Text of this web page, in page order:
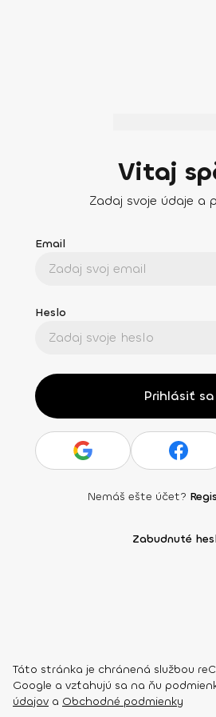
Vitaj
Zadaj svoje údaje a
Email
Heslo
Prihlásiť sa
Nemáš ešte účet?
Zabudnuté
Táto stránka je chránená službou
Google a vzťahujú sa na ňu
údajov a Obchodné podmienky